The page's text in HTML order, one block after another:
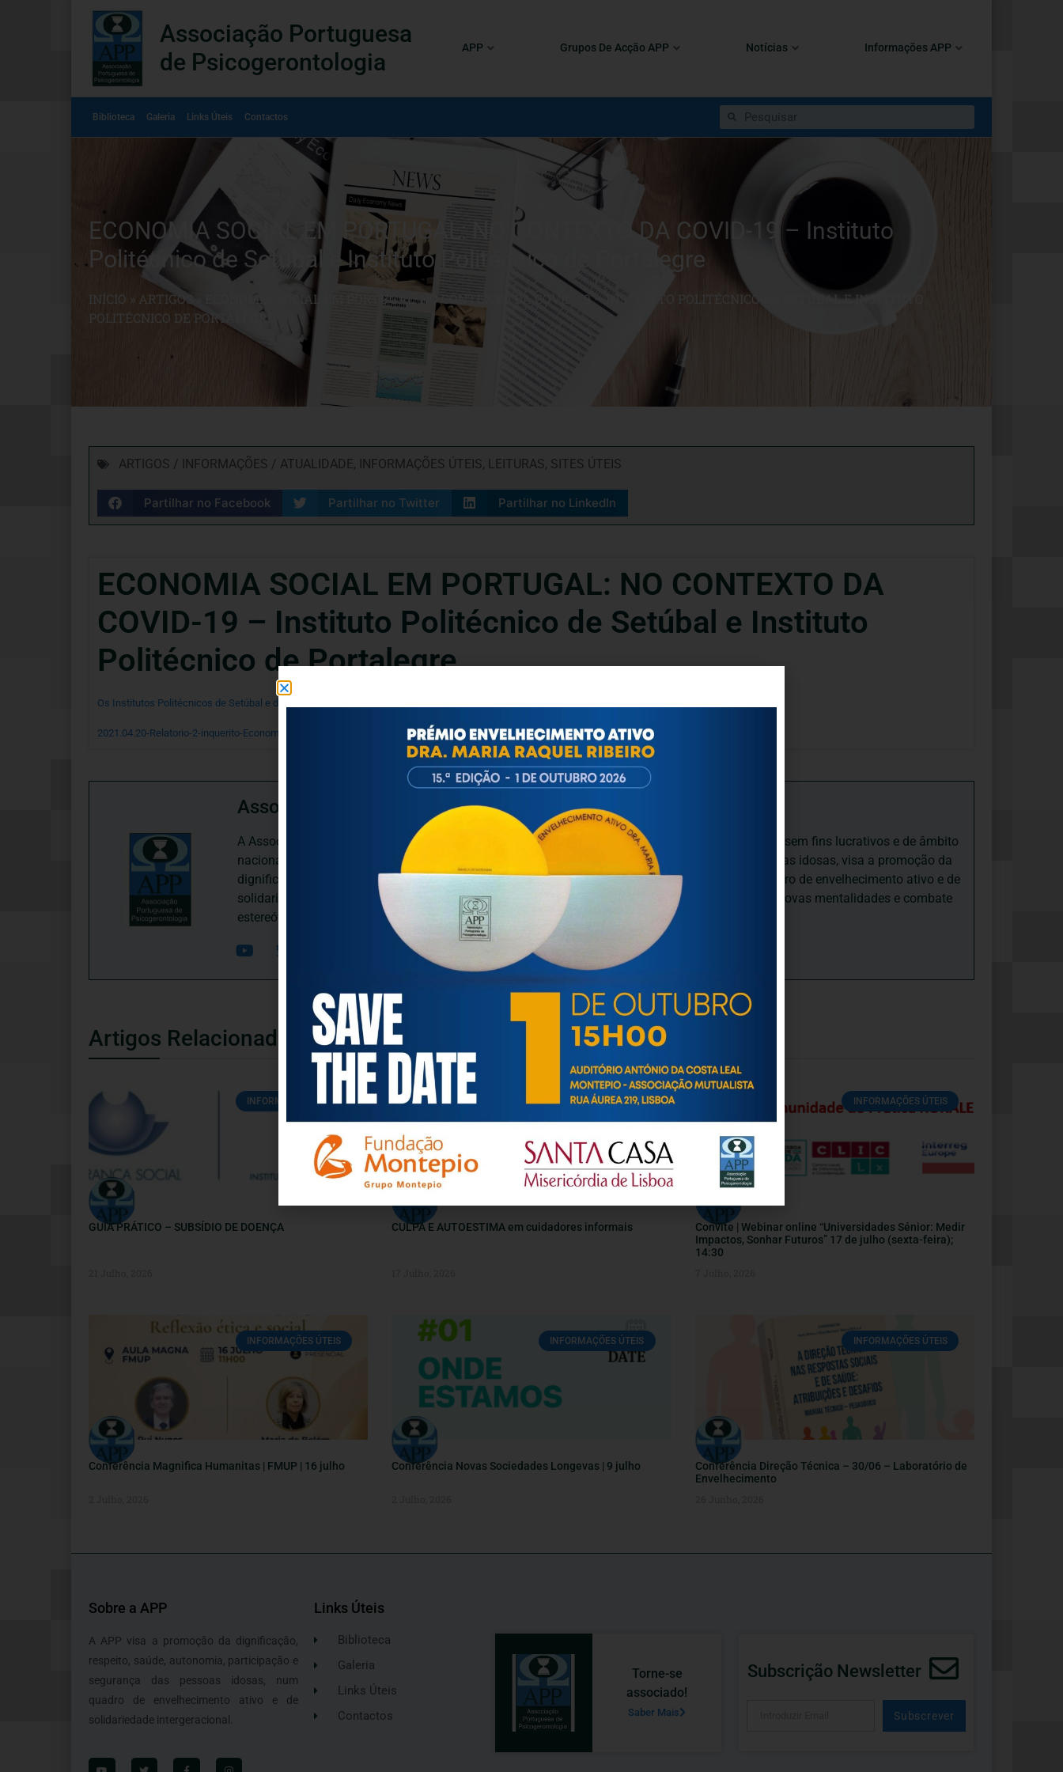
Associação Portuguesa
de Psicogerontologia
APP Grupos De Acção APP Notícias Informações APP
Biblioteca Galeria Links Úteis Contactos
ECONOMIA SOCIAL EM PORTUGAL: NO CONTEXTO DA COVID-19 – Instituto
Politécnico de Setúbal e Instituto Politécnico de Portalegre
INÍCIO » ARTIGOS
ECONOMIA SOCIAL EM PORTUGAL: NO CONTEXTO DA COVID-19 – INSTITUTO POLITÉCNICO DE SETÚBAL E INSTITUTO
POLITÉCNICO DE PORTALEGRE
ARTIGOS / INFORMAÇÕES / ATUALIDADE, INFORMAÇÕES ÚTEIS, LEITURAS, SITES ÚTEIS
Partilhar no Facebook Partilhar no Twitter Partilhar no LinkedIn
ECONOMIA SOCIAL EM PORTUGAL: NO CONTEXTO DA
COVID-19 – Instituto Politécnico de Setúbal e Instituto
Politécnico de Portalegre
Os Institutos Politécnicos de Setúbal e de Portalegre fizeram um Estudo sobre o Impacto da Pandemia nas Organizações da Economia Social.
2021.04.20-Relatorio-2-inquerito-Economia-social-COVID19-2021-2 Descarregar
Associação Portuguesa de Psicogerontologia
A Associação Portuguesa de Psicogerontologia-APP, Instituição Particular de Solidariedade Social sem fins lucrativos e de âmbito
nacional, dedica-se às questões biopsicológicas e sociais inerentes ao envelhecimento e às pessoas idosas, visa a promoção da
dignificação, respeito, saúde, autonomia, participação e segurança das pessoas idosas, num quadro de envelhecimento ativo e de
solidariedade intergeracional, e de uma sociedade mais inclusiva para todas as idades, promove novas mentalidades e combate
estereótipos negativos relativamente à idade e ao envelhecimento.
Artigos Relacionados
INFORMAÇÕES ÚTEIS
GUIA PRÁTICO – SUBSÍDIO DE DOENÇA
ARTIGOS / INFORMAÇÕES / ATUALIDADE
CULPA E AUTOESTIMA em cuidadores informais
INFORMAÇÕES ÚTEIS
Convite | Webinar online “Universidades Sénior: Medir
Impactos, Sonhar Futuros” 17 de julho (sexta-feira);
14:30
INFORMAÇÕES ÚTEIS
Conferência Magnifica Humanitas | FMUP | 16 julho
INFORMAÇÕES ÚTEIS
Conferência Novas Sociedades Longevas | 9 julho
INFORMAÇÕES ÚTEIS
Conferência Direção Técnica – 30/06 – Laboratório de
Envelhecimento
Sobre a APP
A APP visa a promoção da dignificação,
respeito, saúde, autonomia, participação e
segurança das pessoas idosas, num
quadro de envelhecimento ativo e de
solidariedade intergeracional.
Links Úteis
Biblioteca
Galeria
Links Úteis
Contactos
Torne-se
associado!
Saber Mais
Subscrição Newsletter
Subscrever